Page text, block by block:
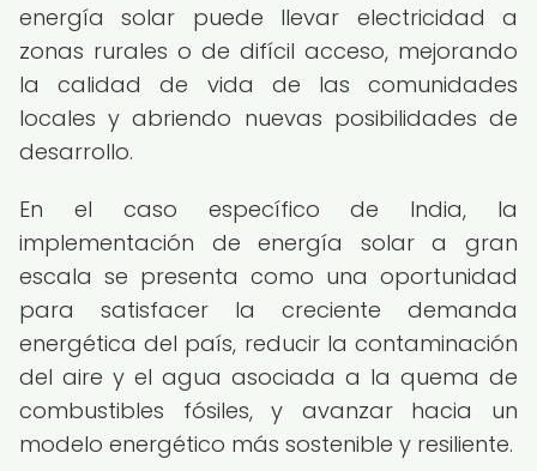
energía solar puede llevar electricidad a
zonas rurales o de difícil acceso, mejorando
la calidad de vida de las comunidades
locales y abriendo nuevas posibilidades de
desarrollo.
En el caso específico de India, la
implementación de energía solar a gran
escala se presenta como una oportunidad
para satisfacer la creciente demanda
energética del país, reducir la contaminación
del aire y el agua asociada a la quema de
combustibles fósiles, y avanzar hacia un
modelo energético más sostenible y resiliente.